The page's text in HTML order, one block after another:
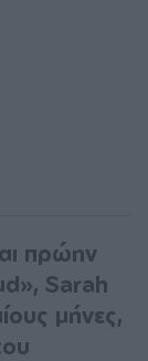
πρώην
Sarah
μήνες,